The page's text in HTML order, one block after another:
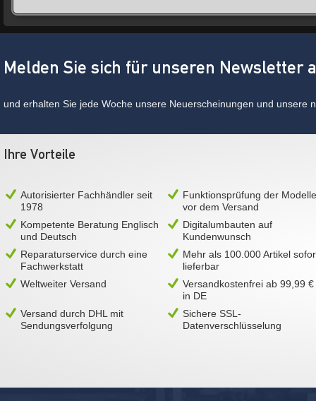
Melden Sie sich für unseren Newsletter
und erhalten Sie jede Woche unsere Neuerscheinungen und unsere
Ihre Vorteile
Autorisierter Fachhändler seit
1978
Funktionsprüfung der Modelle
vor dem Versand
Kompetente Beratung Englisch
und Deutsch
Digitalumbauten auf
Kundenwunsch
Reparaturservice durch eine
Fachwerkstatt
Mehr als 100.000 Artikel
lieferbar
Weltweiter Versand
Versandkostenfrei ab 99,99 €
in DE
Versand durch DHL mit
Sendungsverfolgung
Sichere SSL-
Datenverschlüsselung